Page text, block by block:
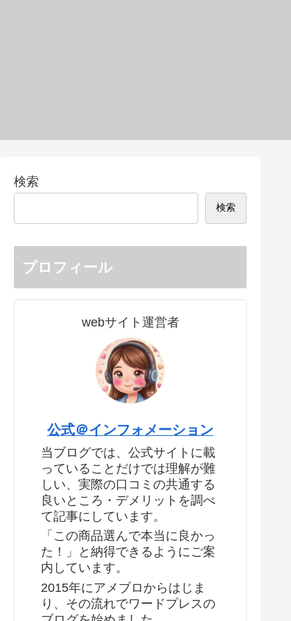
検索
検索
プロフィール
webサイト運営者
公式＠インフォメーション
当ブログでは、公式サイトに載
っていることだけでは理解が難
しい、実際の口コミの共通する
良いところ・デメリットを調べ
て記事にしています。
「この商品選んで本当に良かっ
た！」と納得できるようにご案
内しています。
2015年にアメブロからはじま
り、その流れでワードプレスの